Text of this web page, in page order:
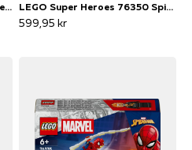
11198 LEGO Spidey Spin og Electros jagt i dinosaurkøretøjer LEGO Super Heroes 76350 Spider-Man mod Hulk – episk opgør
599,95 kr